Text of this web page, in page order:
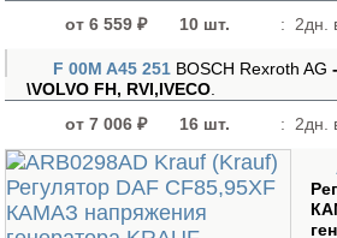
от 6 559 ₽
10 шт. : 2дн.
F 00M A45 251 BOSCH Rexroth AG
\VOLVO FH, RVI,IVECO
от 7 006 ₽
16 шт. : 2дн.